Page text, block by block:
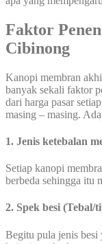
Faktor
Cibinong
Kanopi membran
banyak sekali faktor
dari harga pasar
masing – masing.
1. Jenis ketebalan
Setiap kanopi
berbeda sehingga itu
2. Spek besi (Tebal/
Begitu pula jenis besi